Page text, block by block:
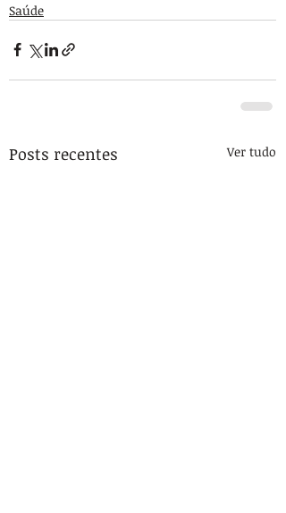
Saúde
Posts recentes Ver tudo